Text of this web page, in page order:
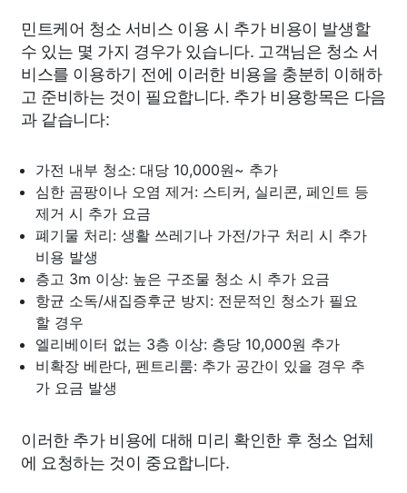
민트케어 청소 서비스 이용 시 추가 비용이 발생할
수 있는 몇 가지 경우가 있습니다. 고객님은 청소 서
비스를 이용하기 전에 이러한 비용을 충분히 이해하
고 준비하는 것이 필요합니다. 추가 비용항목은 다음
과 같습니다:
가전 내부 청소: 대당 10,000원~ 추가
심한 곰팡이나 오염 제거: 스티커, 실리콘, 페인트 등
제거 시 추가 요금
폐기물 처리: 생활 쓰레기나 가전/가구 처리 시 추가
비용 발생
층고 3m 이상: 높은 구조물 청소 시 추가 요금
항균 소독/새집증후군 방지: 전문적인 청소가 필요
할 경우
엘리베이터 없는 3층 이상: 층당 10,000원 추가
비확장 베란다, 펜트리룸: 추가 공간이 있을 경우 추
가 요금 발생
이러한 추가 비용에 대해 미리 확인한 후 청소 업체
에 요청하는 것이 중요합니다.